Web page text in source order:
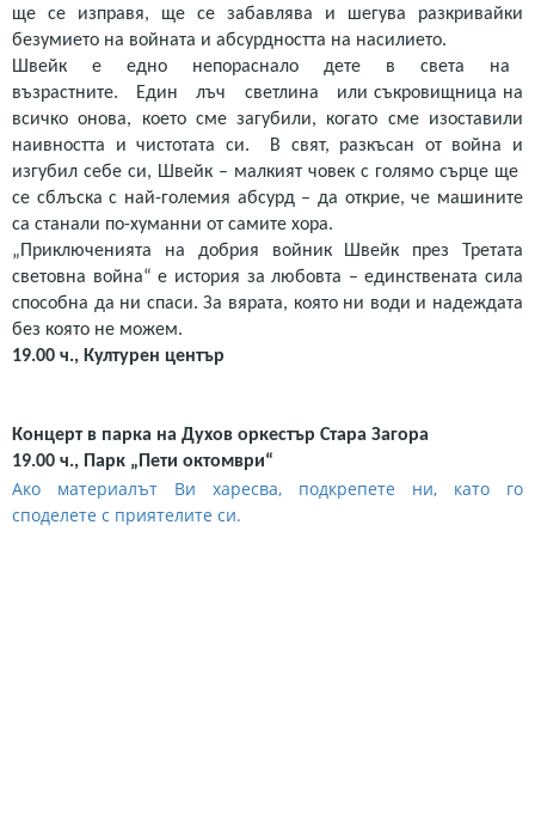
ще се изправя, ще се забавлява и шегува разкривайки
безумието на войната и абсурдността на насилието.
Швейк е едно непораснало дете в света на
възрастните. Един лъч светлина или съкровищница на
всичко онова, което сме загубили, когато сме изоставили
наивността и чистотата си. В свят, разкъсан от война и
изгубил себе си, Швейк – малкият човек с голямо сърце ще
се сблъска с най-големия абсурд – да открие, че машините
са станали по-хуманни от самите хора.
„Приключенията на добрия войник Швейк през Третата
световна война“ е история за любовта – единствената сила
способна да ни спаси. За вярата, която ни води и надеждата
без която не можем.
19.00 ч., Културен център
Концерт в парка на Духов оркестър Стара Загора
19.00 ч., Парк „Пети октомври“
Ако материалът Ви харесва, подкрепете ни, като го
споделете с приятелите си.